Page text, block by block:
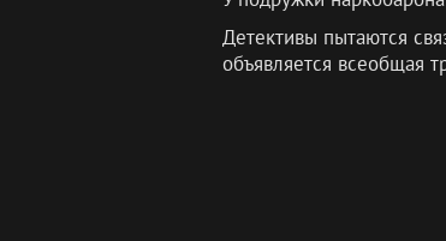
Детективы пытаются
объявляется всеобщая